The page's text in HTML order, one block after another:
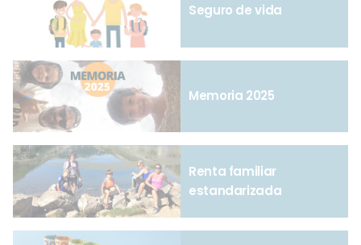
Seguro de vida
Memoria 2025
Renta familiar
estandarizada